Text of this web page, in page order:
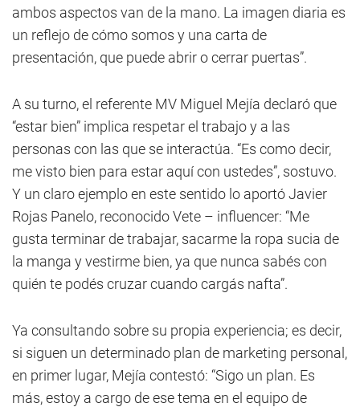
ambos aspectos van de la mano. La imagen diaria es
un reflejo de cómo somos y una carta de
presentación, que puede abrir o cerrar puertas”.
A su turno, el referente MV Miguel Mejía declaró que
“estar bien” implica respetar el trabajo y a las
personas con las que se interactúa. “Es como decir,
me visto bien para estar aquí con ustedes”, sostuvo.
Y un claro ejemplo en este sentido lo aportó Javier
Rojas Panelo, reconocido Vete – influencer: “Me
gusta terminar de trabajar, sacarme la ropa sucia de
la manga y vestirme bien, ya que nunca sabés con
quién te podés cruzar cuando cargás nafta”.
Ya consultando sobre su propia experiencia; es decir,
si siguen un determinado plan de marketing personal,
en primer lugar, Mejía contestó: “Sigo un plan. Es
más, estoy a cargo de ese tema en el equipo de